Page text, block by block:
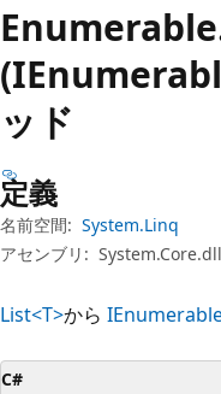
プ
ッド
定義
名前空間: System.Linq
アセンブリ: System.Core.dll
List<T>から
C#